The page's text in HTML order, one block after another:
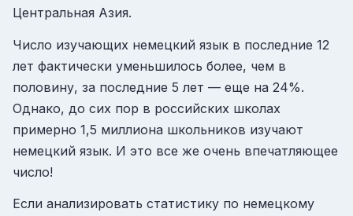
Центральная Азия.
Число изучающих немецкий язык в последние 12
лет фактически уменьшилось более, чем в
половину, за последние 5 лет — еще на 24%.
Однако, до сих пор в российских школах
примерно 1,5 миллиона школьников изучают
немецкий язык. И это все же очень впечатляющее
число!
Если анализировать статистику по немецкому